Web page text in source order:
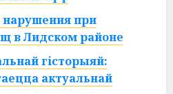
при
в Лидском районе
гісторыяй:
актуальнай